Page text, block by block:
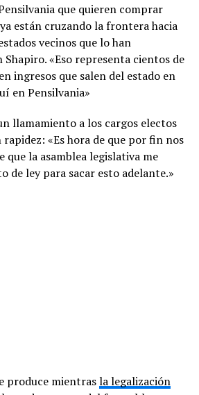
que quieren comprar
están cruzando la frontera hacia
vecinos que lo han
Shapiro. «Eso representa cientos de
ingresos que salen del estado en
en Pensilvania»
llamamiento a los cargos electos
«Es hora de que por fin nos
que la asamblea legislativa me
de ley para sacar esto adelante.»
produce mientrasla legalización